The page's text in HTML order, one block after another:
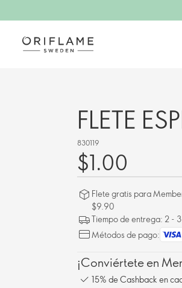
FLETE
830119
$1.00
Flete gratis para
$9.90
Tiempo de entrega: 2 -
Métodos de pago:
¡Conviértete en
15% de Cashback en